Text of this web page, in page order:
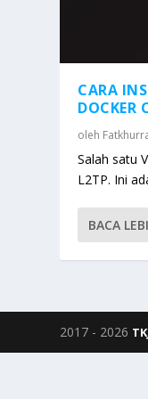
CARA
DOCKER
oleh
Salah satu
L2TP. Ini
BACA
2017 - 2026